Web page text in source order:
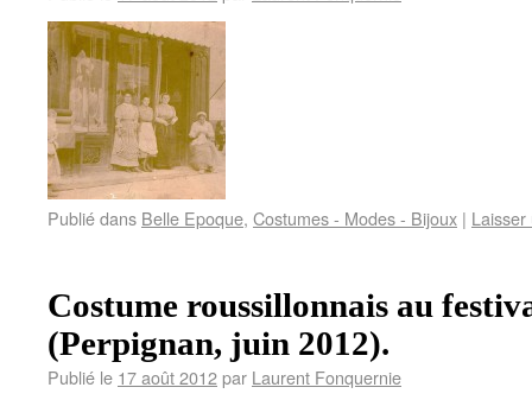
Publié dans Belle Epoque, Costumes - Modes - Bijoux |
Costume roussillonnais au
(Perpignan, juin 2012).
Publié le 17 août 2012par Laurent Fonquernie